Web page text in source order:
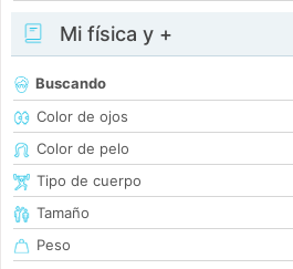
Mi física y +
Buscando
Color de ojos
Color de pelo
Tipo de cuerpo
Tamaño
Peso